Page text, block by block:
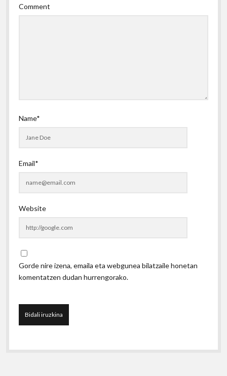
Comment
Name*
Email*
Website
Gorde nire izena, emaila eta webgunea bilatzaile honetan
komentatzen dudan hurrengorako.